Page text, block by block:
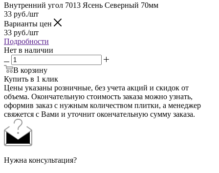
Внутренний угол 7013 Ясень Северный 70мм
33 руб./шт
Варианты цен
33 руб./шт
Подробности
Нет в наличии
В корзину
Купить в 1 клик
Цены указаны розничные, без учета акций и скидок от
объема. Окончательную стоимость заказа можно узнать,
оформив заказ с нужным количеством плитки, а менеджер
свяжется с Вами и уточнит окончательную сумму заказа.
Нужна консультация?